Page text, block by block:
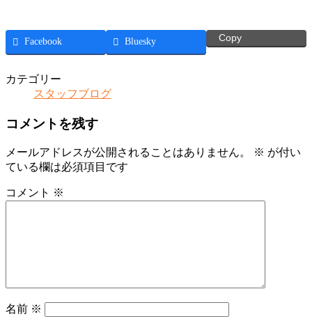
Facebook Bluesky Copy
カテゴリー
スタッフブログ
コメントを残す
メールアドレスが公開されることはありません。 ※ が付い
ている欄は必須項目です
コメント ※
名前 ※